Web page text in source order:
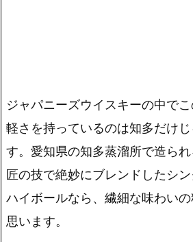
ジャパニーズウイスキーの中で
軽さを持っているのは知多だけ
す。愛知県の知多蒸溜所で造られ
匠の技で絶妙にブレンドしたシン
ハイボールなら、繊細な味わい
思います。